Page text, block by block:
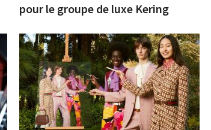
pour le groupe de luxe Kering